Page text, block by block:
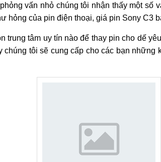
vấn nhỏ chúng tôi nhận thấy một số
hỏng của pin điện thoại, giá pin Sony C3
tâm uy tín nào để thay pin cho dế
chúng tôi sẽ cung cấp cho các bạn